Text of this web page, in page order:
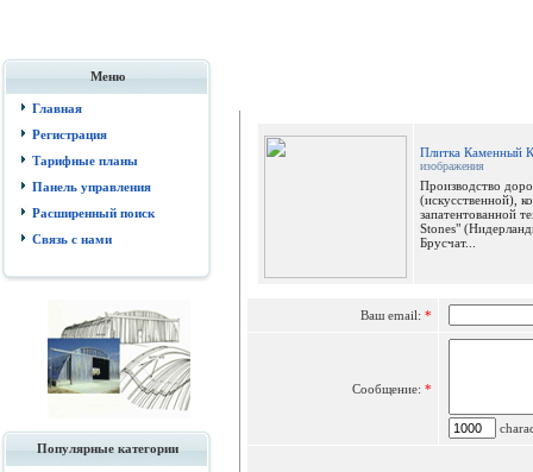
Меню
Главная
Регистрация
Тарифные планы
Панель управления
Расширенный поиск
Связь с нами
Популярные категории
Плитка Каменный
изображения
Производство
(искусственной),
запатентованной
Stones"
Брусчат...
Ваш email: *
Сообщение: *